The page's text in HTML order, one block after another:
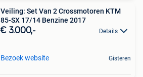
Veiling: Set Van 2 Crossmotoren KTM
85-SX 17/14 Benzine 2017
€ 3.000,- Details
Bezoek website Gisteren